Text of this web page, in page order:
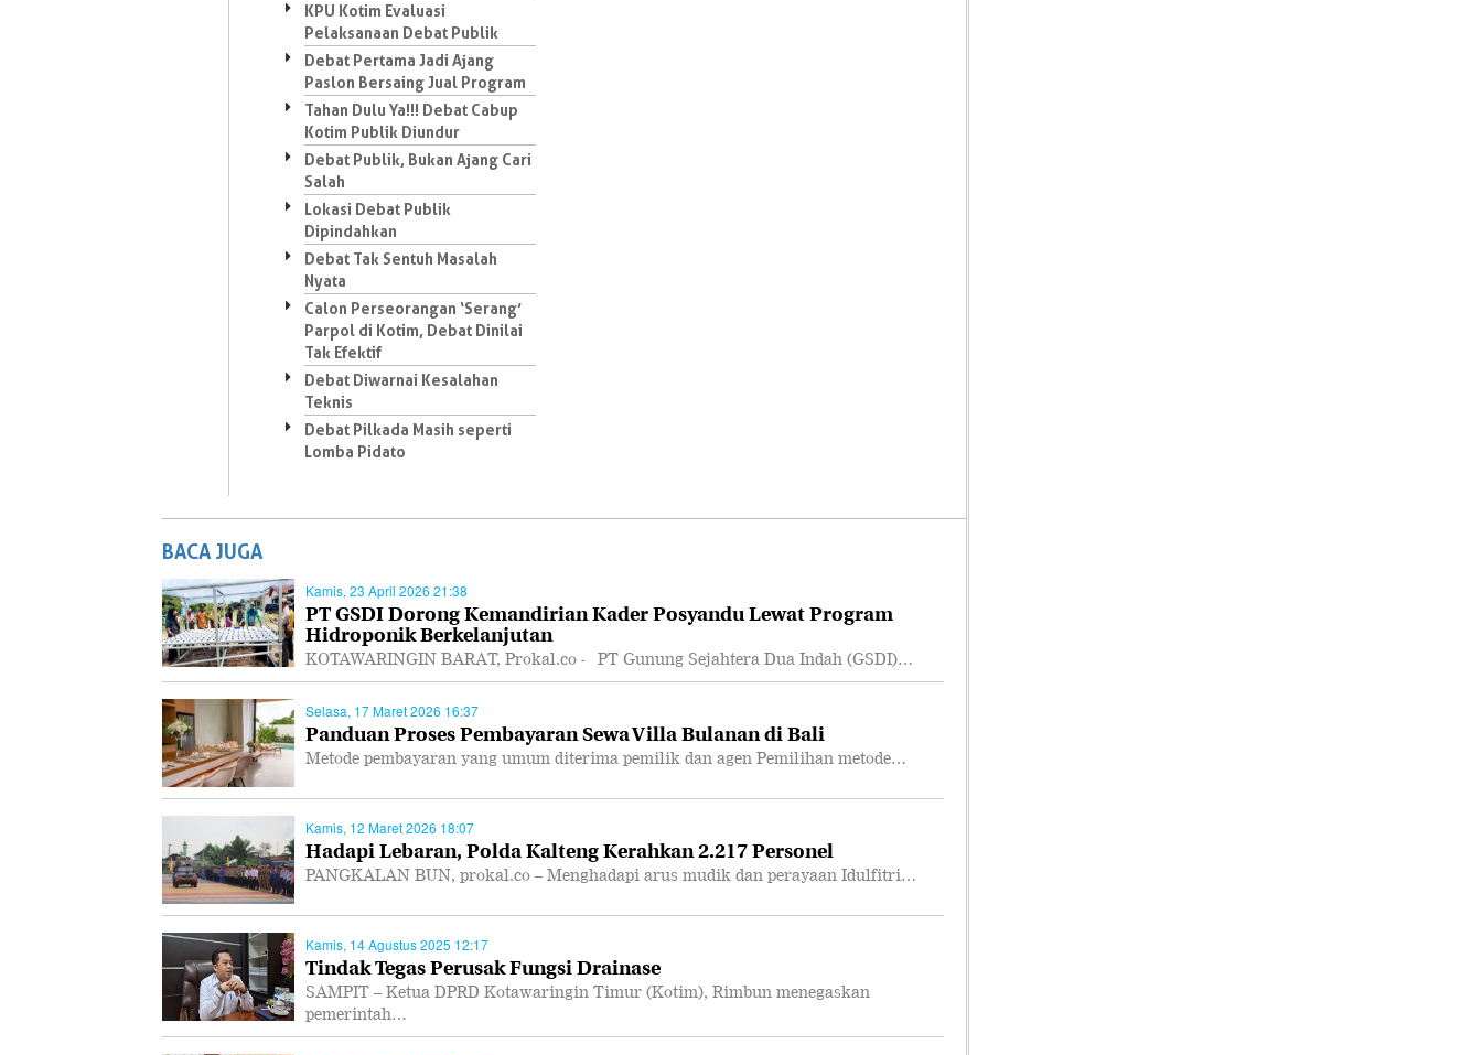
KPU Kotim Evaluasi
Pelaksanaan Debat Publik
Debat Pertama Jadi Ajang
Paslon Bersaing Jual Program
Tahan Dulu Ya!!! Debat Cabup
Kotim Publik Diundur
Debat Publik, Bukan Ajang Cari
Salah
Lokasi Debat Publik
Dipindahkan
Debat Tak Sentuh Masalah
Nyata
Calon Perseorangan ‘Serang’
Parpol di Kotim, Debat Dinilai
Tak Efektif
Debat Diwarnai Kesalahan
Teknis
Debat Pilkada Masih seperti
Lomba Pidato
BACA JUGA
Kamis, 23 April 2026 21:38
PT GSDI Dorong Kemandirian Kader Posyandu Lewat Program
Hidroponik Berkelanjutan
KOTAWARINGIN BARAT, Prokal.co - PT Gunung Sejahtera Dua Indah (GSDI)…
Selasa, 17 Maret 2026 16:37
Panduan Proses Pembayaran Sewa Villa Bulanan di Bali
Metode pembayaran yang umum diterima pemilik dan agen Pemilihan metode…
Kamis, 12 Maret 2026 18:07
Hadapi Lebaran, Polda Kalteng Kerahkan 2.217 Personel
PANGKALAN BUN, prokal.co – Menghadapi arus mudik dan perayaan Idulfitri…
Kamis, 14 Agustus 2025 12:17
Tindak Tegas Perusak Fungsi Drainase
SAMPIT – Ketua DPRD Kotawaringin Timur (Kotim), Rimbun menegaskan
pemerintah…